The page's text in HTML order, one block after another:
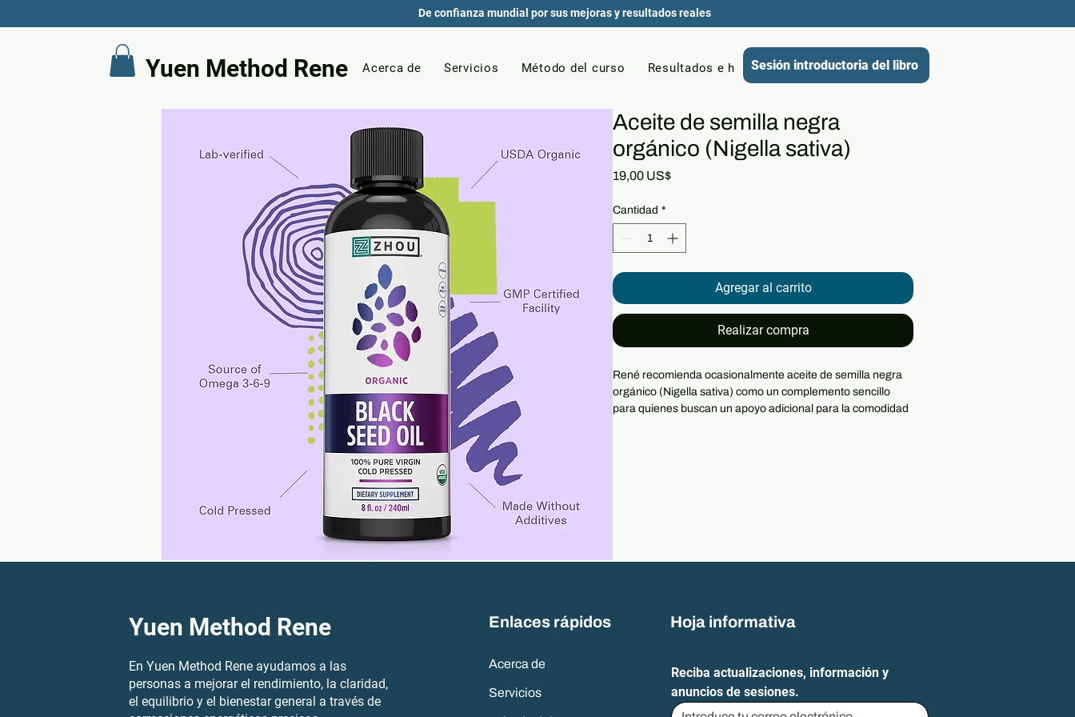
De confianza mundial por sus mejoras y resultados reales
Yuen Method Rene Acerca de Servicios Método del curso Resultados e historias Membresías Recursos
Sesión introductoria del libro
Aceite de semilla negra
orgánico (Nigella sativa)
19,00 US$Precio
Cantidad *
Agregar al carrito
Realizar compra
René recomienda ocasionalmente aceite de semilla negra
orgánico (Nigella sativa) como un complemento sencillo
para quienes buscan un apoyo adicional para la comodidad
Siga las instrucciones del fabricante. (Esta lista sugiere
Este producto no constituye consejo médico y no pretende
alguna afección médica (como reflujo gastroesofágico,
ERGE o diabetes) o toma medicamentos, consulte a un
profesional de la salud calificado antes de usarlo.
Yuen Method Rene
En Yuen Method Rene ayudamos a las
personas a mejorar el rendimiento, la claridad,
el equilibrio y el bienestar general a través de
Enlaces rápidos
Acerca de
Servicios
Hoja informativa
Reciba actualizaciones, información y
anuncios de sesiones.